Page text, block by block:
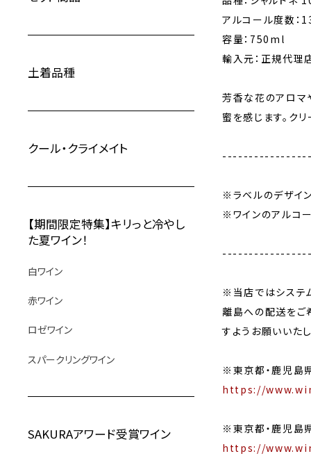
土着品種
クール・クライメイト
【期間限定特集】キリっと冷やし
た夏ワイン！
白ワイン
赤ワイン
ロゼワイン
スパークリングワイン
SAKURAアワード受賞ワイン
アルコール度数：
容量：750ml
輸入元：正規代理
芳香な花のアロマ
蜜を感じます。ク
※ラベルのデザイ
※ワインのアルコ
※当店ではシステ
離島への配送をご
すようお願いいた
※東京都・鹿児島
https://
※東京都・鹿児島
https://